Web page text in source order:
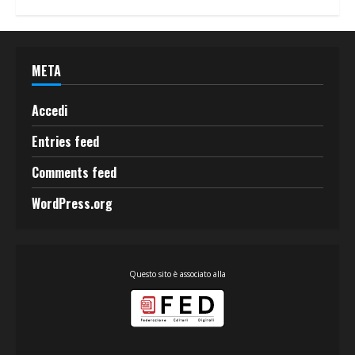
META
Accedi
Entries feed
Comments feed
WordPress.org
Questo sito è associato alla